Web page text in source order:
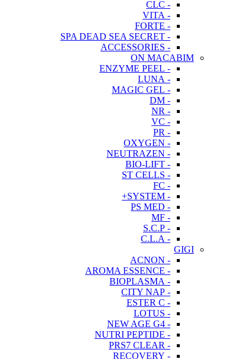
- CLC
- VITA
- FORTE
- SPA DEAD SEA SECRET
- ACCESSORIES
ON MACABIM
- ENZYME PEEL
- LUNA
- MAGIC GEL
- DM
- NR
- VC
- PR
- OXYGEN
- NEUTRAZEN
- BIO-LIFT
- ST CELLS
- FC
- SYSTEM+
- PS MED
- MF
- S.C.P
- C.L.A
GIGI
- ACNON
- AROMA ESSENCE
- BIOPLASMA
- CITY NAP
- ESTER C
- LOTUS
- NEW AGE G4
- NUTRI PEPTIDE
- PRS7 CLEAR
- RECOVERY